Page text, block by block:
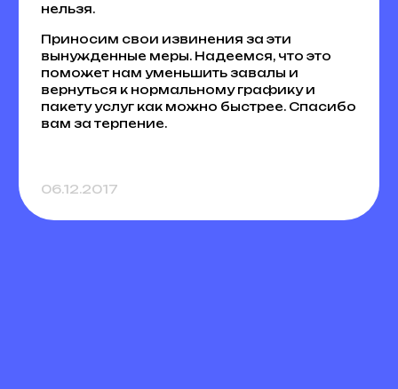
нельзя.
Приносим свои извинения за эти
вынужденные меры. Надеемся, что это
поможет нам уменьшить завалы и
вернуться к нормальному графику и
пакету услуг как можно быстрее. Спасибо
вам за терпение.
06.12.2017